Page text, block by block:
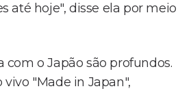
até hoje", disse ela por meio
com o Japão são profundos.
"Made in Japan",